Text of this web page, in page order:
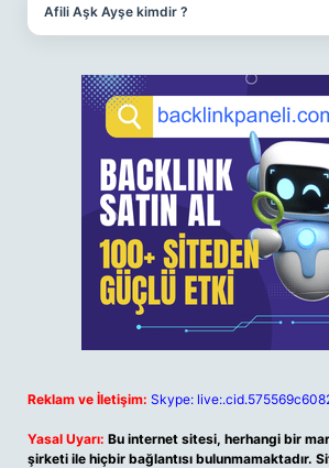
Afili Aşk Ayşe kimdir ?
Reklam ve İletişim: Skype:
Yasal Uyarı: Bu internet sitesi, herhangi bir
şirketi ile hiçbir bağlantısı bulunmamaktadır.